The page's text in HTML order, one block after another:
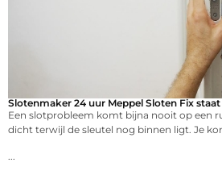
Slotenmaker 24 uur Meppel Sloten Fix
Een slotprobleem komt bijna nooit op een
dicht terwijl de sleutel nog binnen ligt. Je